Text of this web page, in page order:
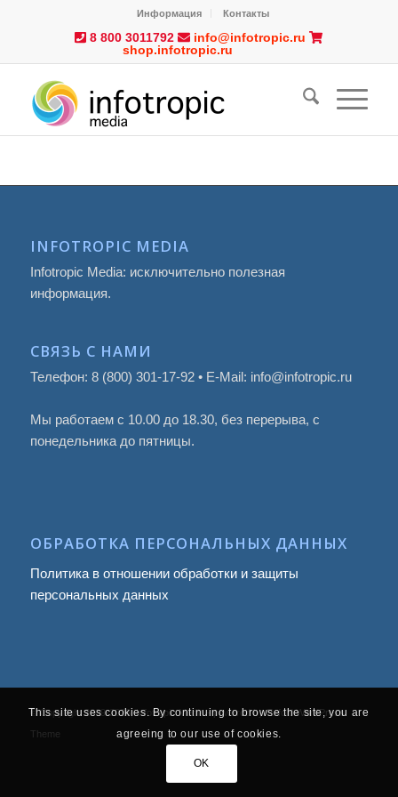
Информация Контакты
8 800 3011792
info@infotropic.ru
shop.infotropic.ru
INFOTROPIC MEDIA
Infotropic Media: исключительно полезная
информация.
СВЯЗЬ С НАМИ
Телефон: 8 (800) 301-17-92 • E-Mail: info@infotropic.ru
Мы работаем с 10.00 до 18.30, без перерыва, с
понедельника до пятницы.
ОБРАБОТКА ПЕРСОНАЛЬНЫХ ДАННЫХ
Политика в отношении обработки и защиты
персональных данных
© Copyright 2009-2026, Infotropic Media -powered by Enfold WordPress
Theme
This site uses cookies. By continuing to browse the site, you are
agreeing to our use of cookies.
OK